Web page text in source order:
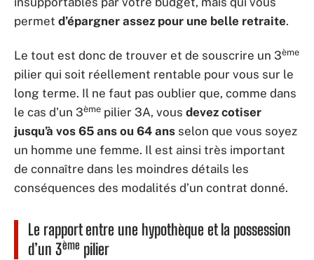
permet d’épargner assez pour une belle retraite.
Le tout est donc de trouver et de souscrire un 3ème
pilier qui soit réellement rentable pour vous sur le
long terme. Il ne faut pas oublier que, comme dans
le cas d’un 3ème pilier 3A, vous devez cotiser
jusqu’à vos 65 ans ou 64 ans selon que vous soyez
un homme une femme. Il est ainsi très important
de connaître dans les moindres détails les
conséquences des modalités d’un contrat donné.
Le rapport entre une hypothèque et la possession
d’un 3ème pilier